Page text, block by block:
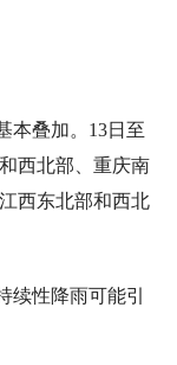
本叠加。13日至
西北部、重庆南
西东北部和西北
性降雨可能引